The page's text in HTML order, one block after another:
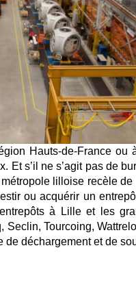
Hauts-de-France ou
s’il ne s’agit pas de
lilloise recèle
ou acquérir un
à Lille et les
Seclin, Tourcoing,
déchargement et de